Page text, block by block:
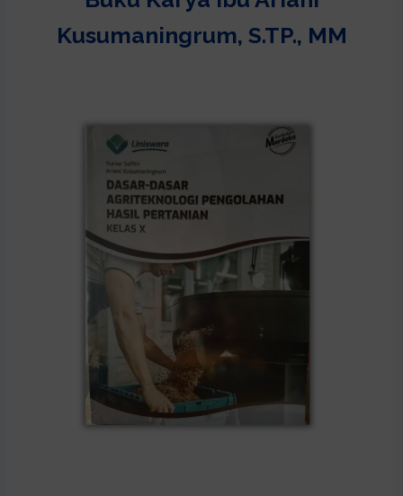
Kusumaningrum, S.TP., MM